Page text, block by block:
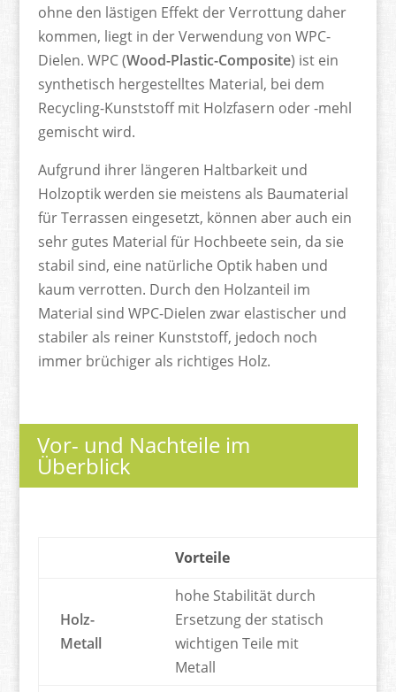
ohne den lästigen Effekt der Verrottung daher
kommen, liegt in der Verwendung von WPC-
Dielen. WPC (Wood-Plastic-Composite) ist ein
synthetisch hergestelltes Material, bei dem
Recycling-Kunststoff mit Holzfasern oder -mehl
gemischt wird.
Aufgrund ihrer längeren Haltbarkeit und
Holzoptik werden sie meistens als Baumaterial
für Terrassen eingesetzt, können aber auch ein
sehr gutes Material für Hochbeete sein, da sie
stabil sind, eine natürliche Optik haben und
kaum verrotten. Durch den Holzanteil im
Material sind WPC-Dielen zwar elastischer und
stabiler als reiner Kunststoff, jedoch noch
immer brüchiger als richtiges Holz.
Vor- und Nachteile im
Überblick
Vorteile
Holz-
Metall
hohe Stabilität durch
Ersetzung der statisch
wichtigen Teile mit
Metall